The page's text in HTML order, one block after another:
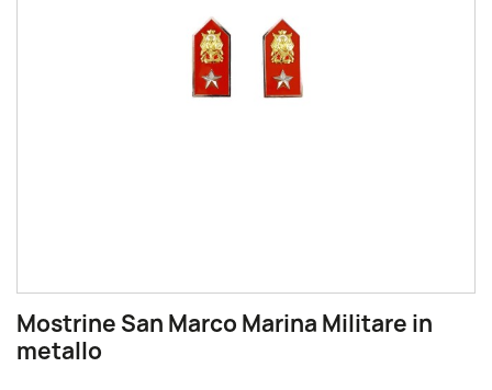
Mostrine San Marco Marina Militare in
metallo